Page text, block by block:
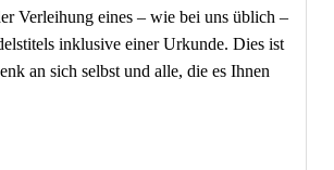
Verleihung eines – wie bei uns üblich –
inklusive einer Urkunde. Dies ist
an sich selbst und alle, die es Ihnen